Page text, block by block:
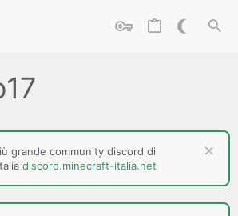
grande community discord di
discord.minecraft-italia.net